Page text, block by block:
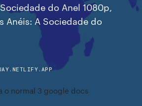
do Anel 1080p,
Anéis: A Sociedade do
o normal 3 google docs